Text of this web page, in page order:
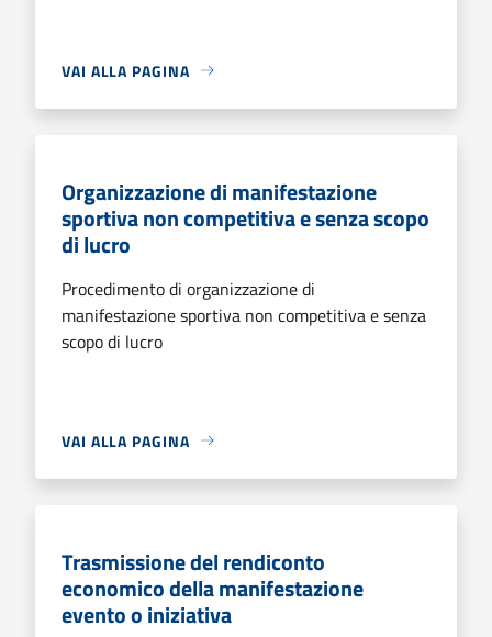
VAI ALLA PAGINA
Organizzazione di manifestazione
sportiva non competitiva e senza scopo
di lucro
Procedimento di organizzazione di
manifestazione sportiva non competitiva e senza
scopo di lucro
VAI ALLA PAGINA
Trasmissione del rendiconto
economico della manifestazione
evento o iniziativa